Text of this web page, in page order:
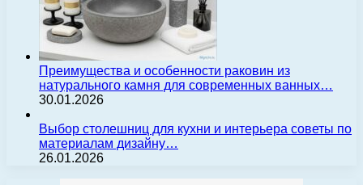
Преимущества и особенности раковин из
натурального камня для современных ванных…
30.01.2026
Выбор столешниц для кухни и интерьера советы по
материалам дизайну…
26.01.2026